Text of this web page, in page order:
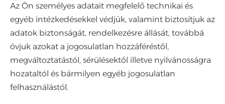
Az Ön személyes adatait megfelelő technikai és
egyéb intézkedésekkel védjük, valamint biztosítjuk az
adatok biztonságát, rendelkezésre állását, továbbá
óvjuk azokat a jogosulatlan hozzáféréstől,
megváltoztatástól, sérülésektől illetve nyilvánosságra
hozataltól és bármilyen egyéb jogosulatlan
felhasználástól.